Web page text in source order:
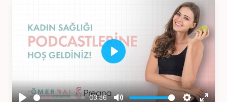
03:56
Play